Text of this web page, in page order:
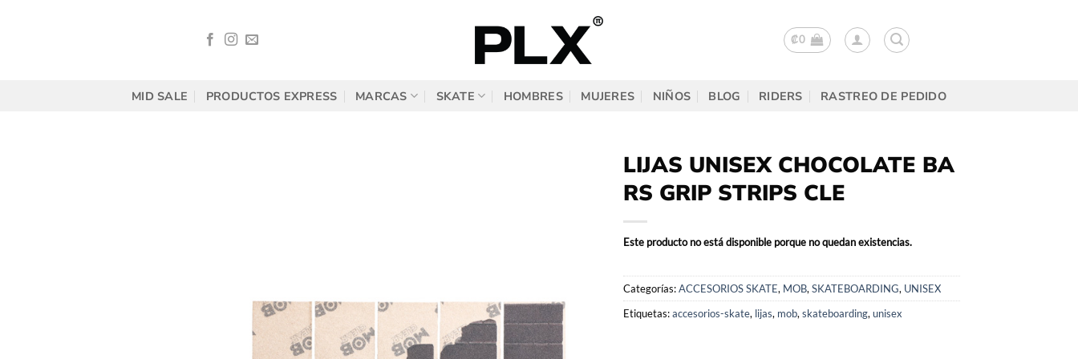
₡0
MID SALE PRODUCTOS EXPRESS MARCAS SKATE HOMBRES MUJERES NIÑOS BLOG RIDERS RASTREO DE PEDIDO
LIJAS UNISEX CHOCOLATE BA
RS GRIP STRIPS CLE
Este producto no está disponible porque no quedan existencias.
Categorías:ACCESORIOS SKATE, MOB, SKATEBOARDING, UNISEX
Etiquetas:accesorios-skate, lijas, mob, skateboarding, unisex